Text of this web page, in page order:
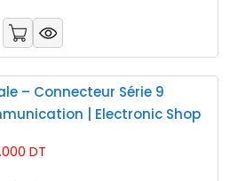
– Connecteur Série 9
| Electronic Shop
DT